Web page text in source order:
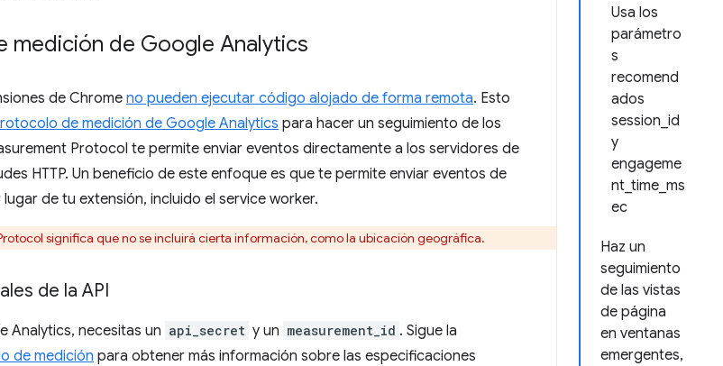
Usa los
parámetro
s
recomend
ados
session_id
y
engageme
nt_time_ms
ec
Haz un
seguimiento
de las vistas
de página
en ventanas
emergentes,
medición de Google Analytics
de Chromeno pueden ejecutar código alojado de forma remota. Esto
de medición de Google Analytics para hacer un seguimiento de los
Protocol te permite enviar eventos directamente a los servidores de
HTTP. Un beneficio de este enfoque es que te permite enviar eventos de
de tu extensión, incluido el service worker.
significa que no se incluirá cierta información, como la ubicación geográfica.
de la API
Analytics, necesitas un api_secret y un measurement_id . Sigue la
de medición para obtener más información sobre las especificaciones